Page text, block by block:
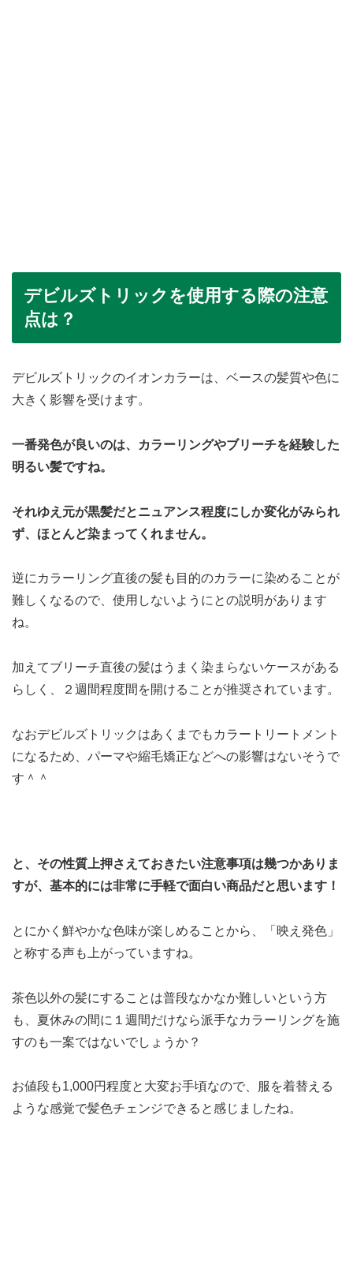
デビルズトリックを使用する際の注意
点は？
デビルズトリックのイオンカラーは、ベースの髪質や色に
大きく影響を受けます。
一番発色が良いのは、カラーリングやブリーチを経験した
明るい髪ですね。
それゆえ元が黒髪だとニュアンス程度にしか変化がみられ
ず、ほとんど染まってくれません。
逆にカラーリング直後の髪も目的のカラーに染めることが
難しくなるので、使用しないようにとの説明があります
ね。
加えてブリーチ直後の髪はうまく染まらないケースがある
らしく、２週間程度間を開けることが推奨されています。
なおデビルズトリックはあくまでもカラートリートメント
になるため、パーマや縮毛矯正などへの影響はないそうで
す＾＾
と、その性質上押さえておきたい注意事項は幾つかありま
すが、基本的には非常に手軽で面白い商品だと思います！
とにかく鮮やかな色味が楽しめることから、「映え発色」
と称する声も上がっていますね。
茶色以外の髪にすることは普段なかなか難しいという方
も、夏休みの間に１週間だけなら派手なカラーリングを施
すのも一案ではないでしょうか？
お値段も1,000円程度と大変お手頃なので、服を着替える
ような感覚で髪色チェンジできると感じましたね。